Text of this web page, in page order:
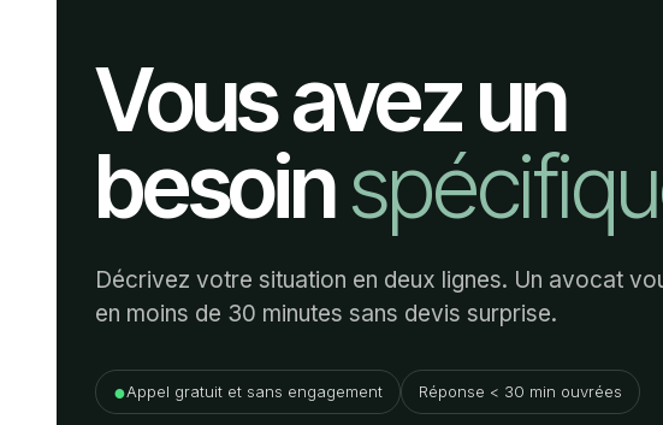
Vous avez un
besoin
Décrivez votre situation en deux lignes. Un avocat
en moins de 30 minutes sans devis surprise.
●Appel gratuit et sans engagement Réponse < 30 min ouvrées